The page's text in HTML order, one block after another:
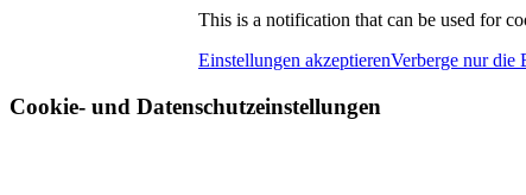
This is a notification that can be used for
Einstellungen akzeptierenVerberge nur die
Cookie- und Datenschutzeinstellungen